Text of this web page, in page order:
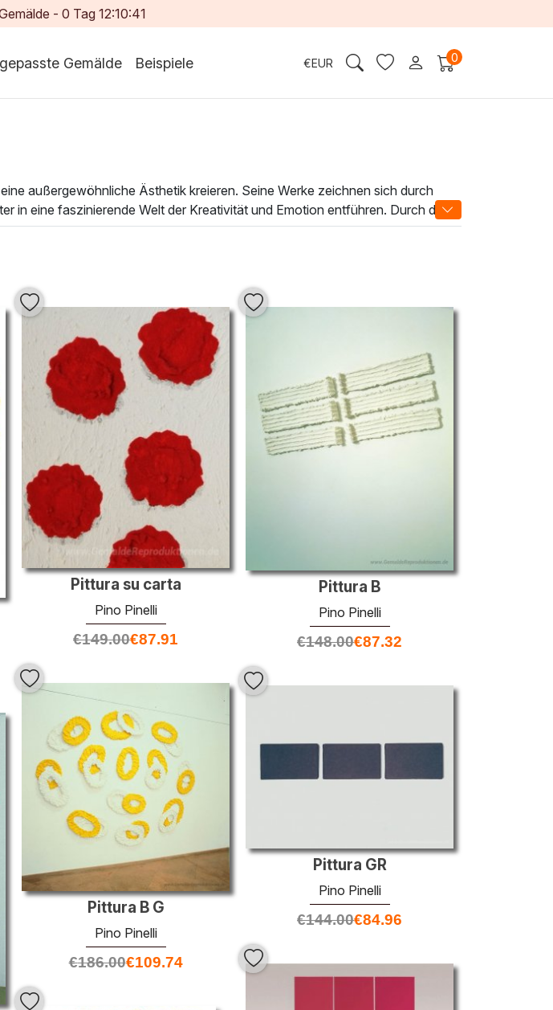
- 0 Tag 12:10:40
Gemälde Beispiele €EUR 0
außergewöhnliche Ästhetik kreieren. Seine Werke zeichnen sich durch
in eine faszinierende Welt der Kreativität und Emotion entführen. Durch den
des Ölgemäldes und schafft eindrucksvolle Kunstwerke, die sowohl
die ihre künstlerische Aura in jeden Raum bringen. Ob im
nicht nur als Blickfang, sondern schaffen eine inspirierende Atmosphäre, die
und verleihen Sie Ihrem Zuhause einen Hauch von Eleganz und Stil.
Pittura su carta
Pino Pinelli
€149.00€87.91
Pittura B
Pino Pinelli
€148.00€87.32
Pittura B G
Pino Pinelli
€186.00€109.74
Pittura GR
Pino Pinelli
€144.00€84.96